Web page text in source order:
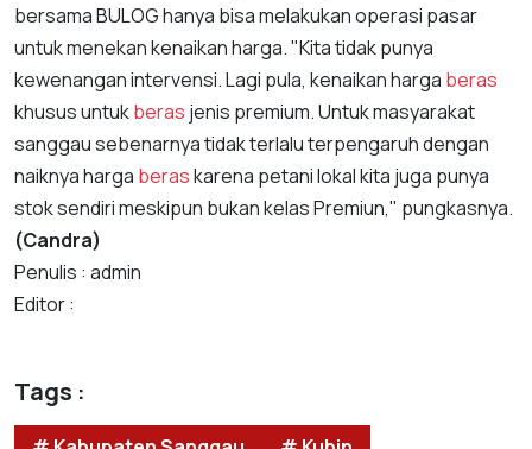
bersama BULOG hanya bisa melakukan operasi pasar
untuk menekan kenaikan harga. "Kita tidak punya
kewenangan intervensi. Lagi pula, kenaikan harga beras
khusus untukberas jenis premium. Untuk masyarakat
sanggau sebenarnya tidak terlalu terpengaruh dengan
naiknya harga beraskarena petani lokal kita juga punya
stok sendiri meskipun bukan kelas Premiun," pungkasnya.
(Candra)
Penulis : admin
Editor :
Tags :